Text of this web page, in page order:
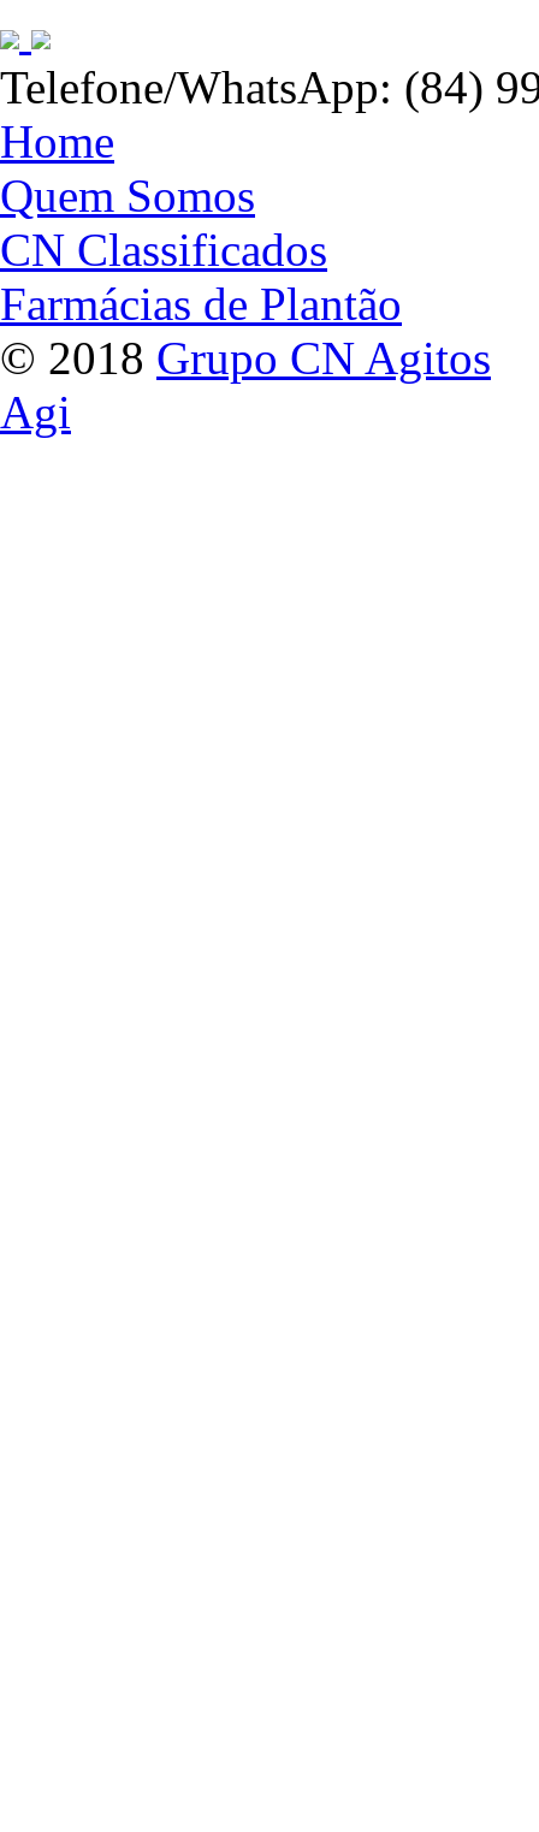
Telefone/WhatsApp: (84)
Home
Quem Somos
CN Classificados
Farmácias de Plantão
© 2018 Grupo CN Agitos
Agi